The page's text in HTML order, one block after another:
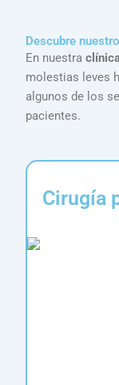
Descubre
En nuestra
molestias leves
algunos de los
pacientes.
Cirugía